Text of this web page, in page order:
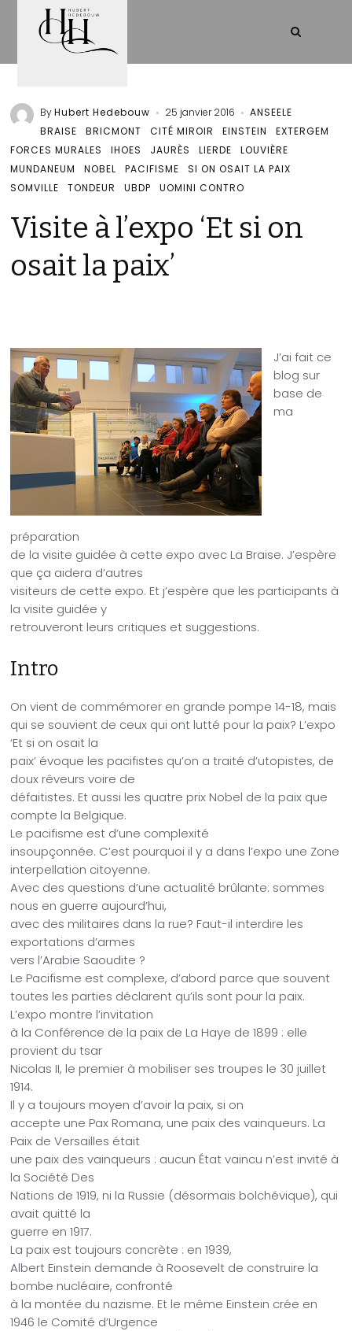
ByHubert Hedebouw 25 janvier 2016
ANSEELE
BRAISE
BRICMONT CITÉ MIROIR EINSTEIN
EXTERGEM
FORCES MURALES
IHOES JAURÈS LIERDE
LOUVIÈRE
MUNDANEUM
NOBEL PACIFISME
SI ON OSAIT LA PAIX
SOMVILLE
TONDEUR UBDP UOMINI CONTRO
Visite à l’expo ‘Et si on
osait la paix’
J’ai fait ce
blog sur
base de
ma
préparation
de la visite guidée à cette expo avec La Braise. J’espère
que ça aidera d’autres
visiteurs de cette expo. Et j’espère que les participants à
la visite guidée y
retrouveront leurs critiques et suggestions.
Intro
On vient de commémorer en grande pompe 14-18, mais
qui se souvient de ceux qui ont lutté pour la paix? L’expo
‘Et si on osait la
paix’ évoque les pacifistes qu’on a traité d’utopistes, de
doux rêveurs voire de
défaitistes. Et aussi les quatre prix Nobel de la paix que
compte la Belgique.
Le pacifisme est d’une complexité
insoupçonnée. C’est pourquoi il y a dans l’expo une Zone
interpellation citoyenne.
Avec des questions d’une actualité brûlante: sommes
nous en guerre aujourd’hui,
avec des militaires dans la rue? Faut-il interdire les
exportations d’armes
vers l’Arabie Saoudite ?
Le Pacifisme est complexe, d’abord parce que souvent
toutes les parties déclarent qu’ils sont pour la paix.
L’expo montre l’invitation
à la Conférence de la paix de La Haye de 1899 : elle
provient du tsar
Nicolas II, le premier à mobiliser ses troupes le 30 juillet
1914.
Il y a toujours moyen d’avoir la paix, si on
accepte une Pax Romana, une paix des vainqueurs. La
Paix de Versailles était
une paix des vainqueurs : aucun État vaincu n’est invité à
la Société Des
Nations de 1919, ni la Russie (désormais bolchévique), qui
avait quitté la
guerre en 1917.
La paix est toujours concrète : en 1939,
Albert Einstein demande à Roosevelt de construire la
bombe nucléaire, confronté
à la montée du nazisme. Et le même Einstein crée en
1946 le Comité d’Urgence